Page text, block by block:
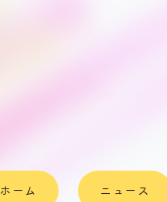
ホーム ニュース